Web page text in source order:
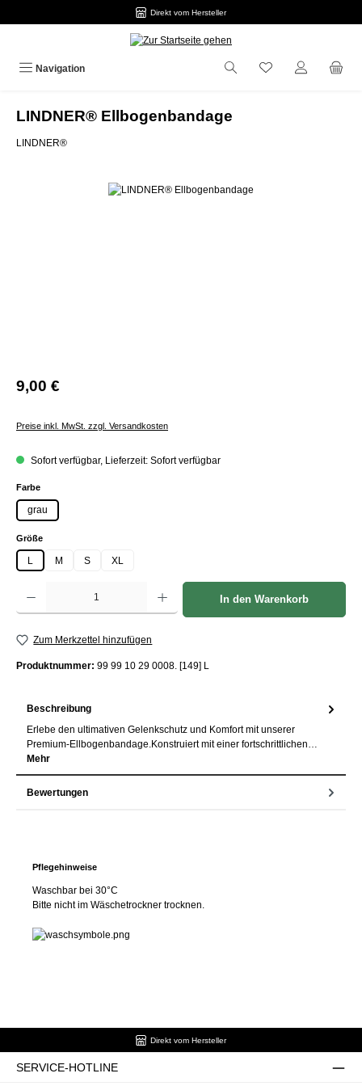
Direkt vom Hersteller
Navigation
LINDNER® Ellbogenbandage
LINDNER®
Bildergalerie überspringen
9,00 €
Preise inkl. MwSt. zzgl. Versandkosten
Sofort verfügbar, Lieferzeit: Sofort verfügbar
Farbeauswählen
grau
Größeauswählen
L M S XL
Produkt Anzahl: Gib den gewünschten Wert ein oder benutze die Schaltflächen um die
In den Warenkorb
Zum Merkzettel hinzufügen
Produktnummer: 99 99 10 29 0008. [149] L
Beschreibung
Erlebe den ultimativen Gelenkschutz und Komfort mit unserer
Premium-Ellbogenbandage.Konstruiert mit einer fortschrittlichen…
Mehr
Bewertungen
Pflegehinweise
Waschbar bei 30°C
Bitte nicht im Wäschetrockner trocknen.
Direkt vom Hersteller
SERVICE-HOTLINE